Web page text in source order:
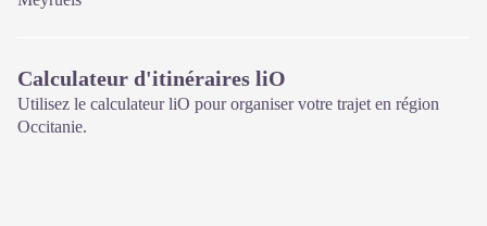
Calculateur d'itinéraires liO
Utilisez le calculateur liO pour organiser votre trajet en région
Occitanie.